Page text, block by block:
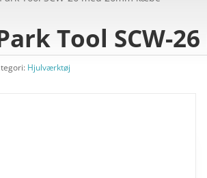
Tool SCW-
Hjulværktøj